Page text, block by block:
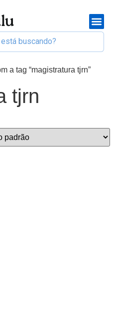
a tag “magistratura tjrn”
tjrn